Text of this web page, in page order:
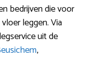
bedrijven die voor
leggen. Via
uit de
,